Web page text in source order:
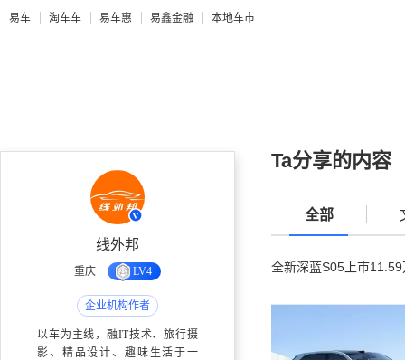
易车 淘车车 易车惠 易鑫金融 本地车市
线外邦
重庆 LV4
企业机构作者
以车为主线，融IT技术、旅行摄
影、精品设计、趣味生活于一
Ta分享的内容
全部
全新深蓝S05上市